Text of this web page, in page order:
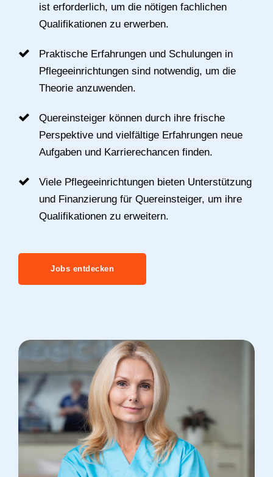
ist erforderlich, um die nötigen fachlichen
Qualifikationen zu erwerben.
Praktische Erfahrungen und Schulungen in
Pflegeeinrichtungen sind notwendig, um die
Theorie anzuwenden.
Quereinsteiger können durch ihre frische
Perspektive und vielfältige Erfahrungen neue
Aufgaben und Karrierechancen finden.
Viele Pflegeeinrichtungen bieten Unterstützung
und Finanzierung für Quereinsteiger, um ihre
Qualifikationen zu erweitern.
Jobs entdecken